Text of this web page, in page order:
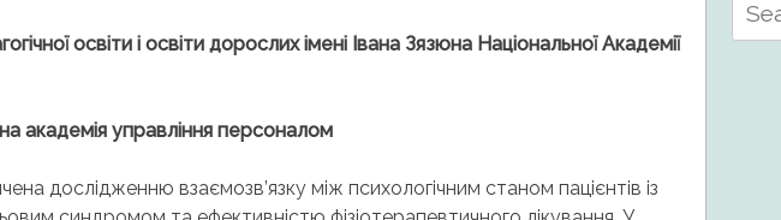
освіти і освіти дорослих імені Івана Зязюна Національної Академії
академія управління персоналом
дослідженню взаємозв’язку між психологічним станом пацієнтів із
for: